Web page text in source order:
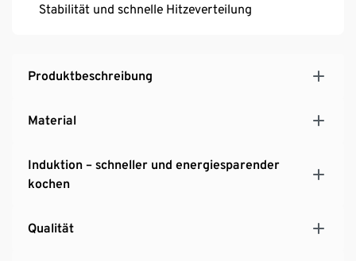
Stabilität und schnelle Hitzeverteilung
Produktbeschreibung
Material
Induktion – schneller und energiesparender
kochen
Qualität